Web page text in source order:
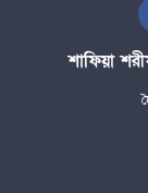
শাফিয়া